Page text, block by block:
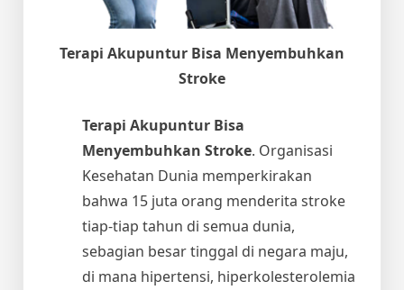
Terapi Akupuntur Bisa Menyembuhkan
Stroke
Terapi Akupuntur Bisa
Menyembuhkan Stroke. Organisasi
Kesehatan Dunia memperkirakan
bahwa 15 juta orang menderita stroke
tiap-tiap tahun di semua dunia,
sebagian besar tinggal di negara maju,
di mana hipertensi, hiperkolesterolemia